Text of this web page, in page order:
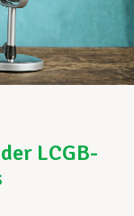
LCGB-